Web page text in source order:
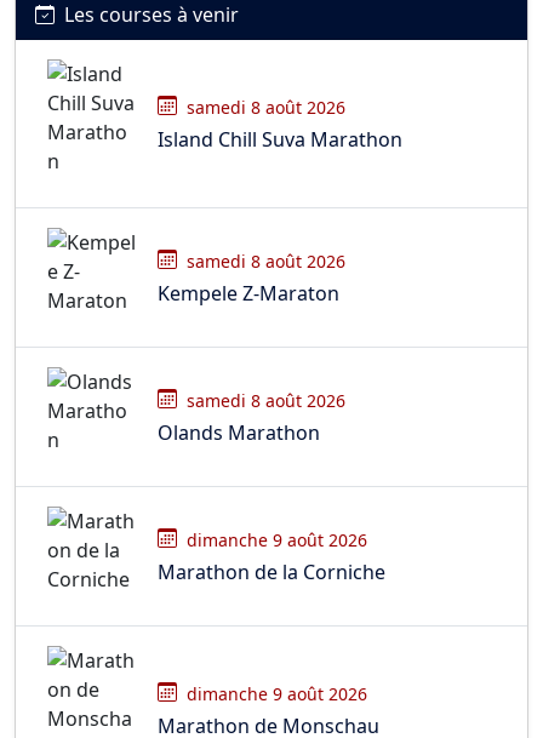
Les courses à venir
samedi 8 août 2026
Island Chill Suva Marathon
samedi 8 août 2026
Kempele Z-Maraton
samedi 8 août 2026
Olands Marathon
dimanche 9 août 2026
Marathon de la Corniche
dimanche 9 août 2026
Marathon de Monschau